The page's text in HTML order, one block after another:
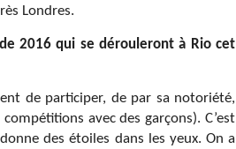
Londres.
2016 qui se dérouleront à Rio cet
de participer, de par sa notoriété,
avec des garçons). C’est
des étoiles dans les yeux. On a